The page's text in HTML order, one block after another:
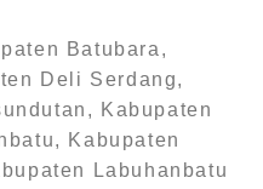
Batubara,
Deli Serdang,
Kabupaten
Kabupaten
Labuhanbatu